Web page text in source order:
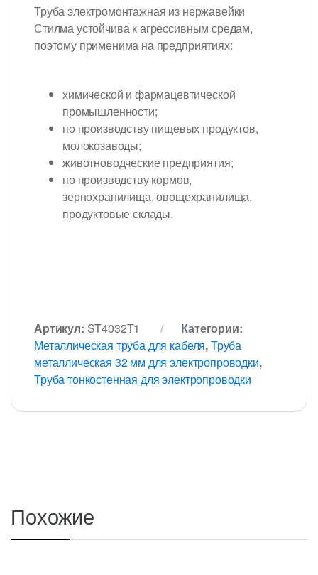
Труба электромонтажная из нержавейки
Стилма устойчива к агрессивным средам,
поэтому применима на предприятиях:
химической и фармацевтической
промышленности;
по производству пищевых продуктов,
молокозаводы;
животноводческие предприятия;
по производству кормов,
зернохранилища, овощехранилища,
продуктовые склады.
Артикул: ST4032T1
Категории:
Металлическая труба для кабеля,Труба
металлическая 32 мм для электропроводки,
Труба тонкостенная для электропроводки
Похожие